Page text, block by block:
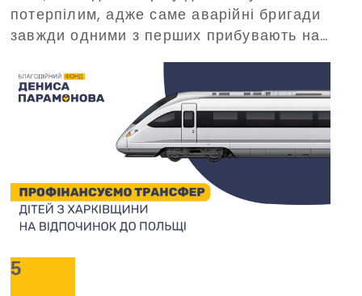
потерпілим, адже саме аварійні бригади
завжди одними з перших прибувають на
5